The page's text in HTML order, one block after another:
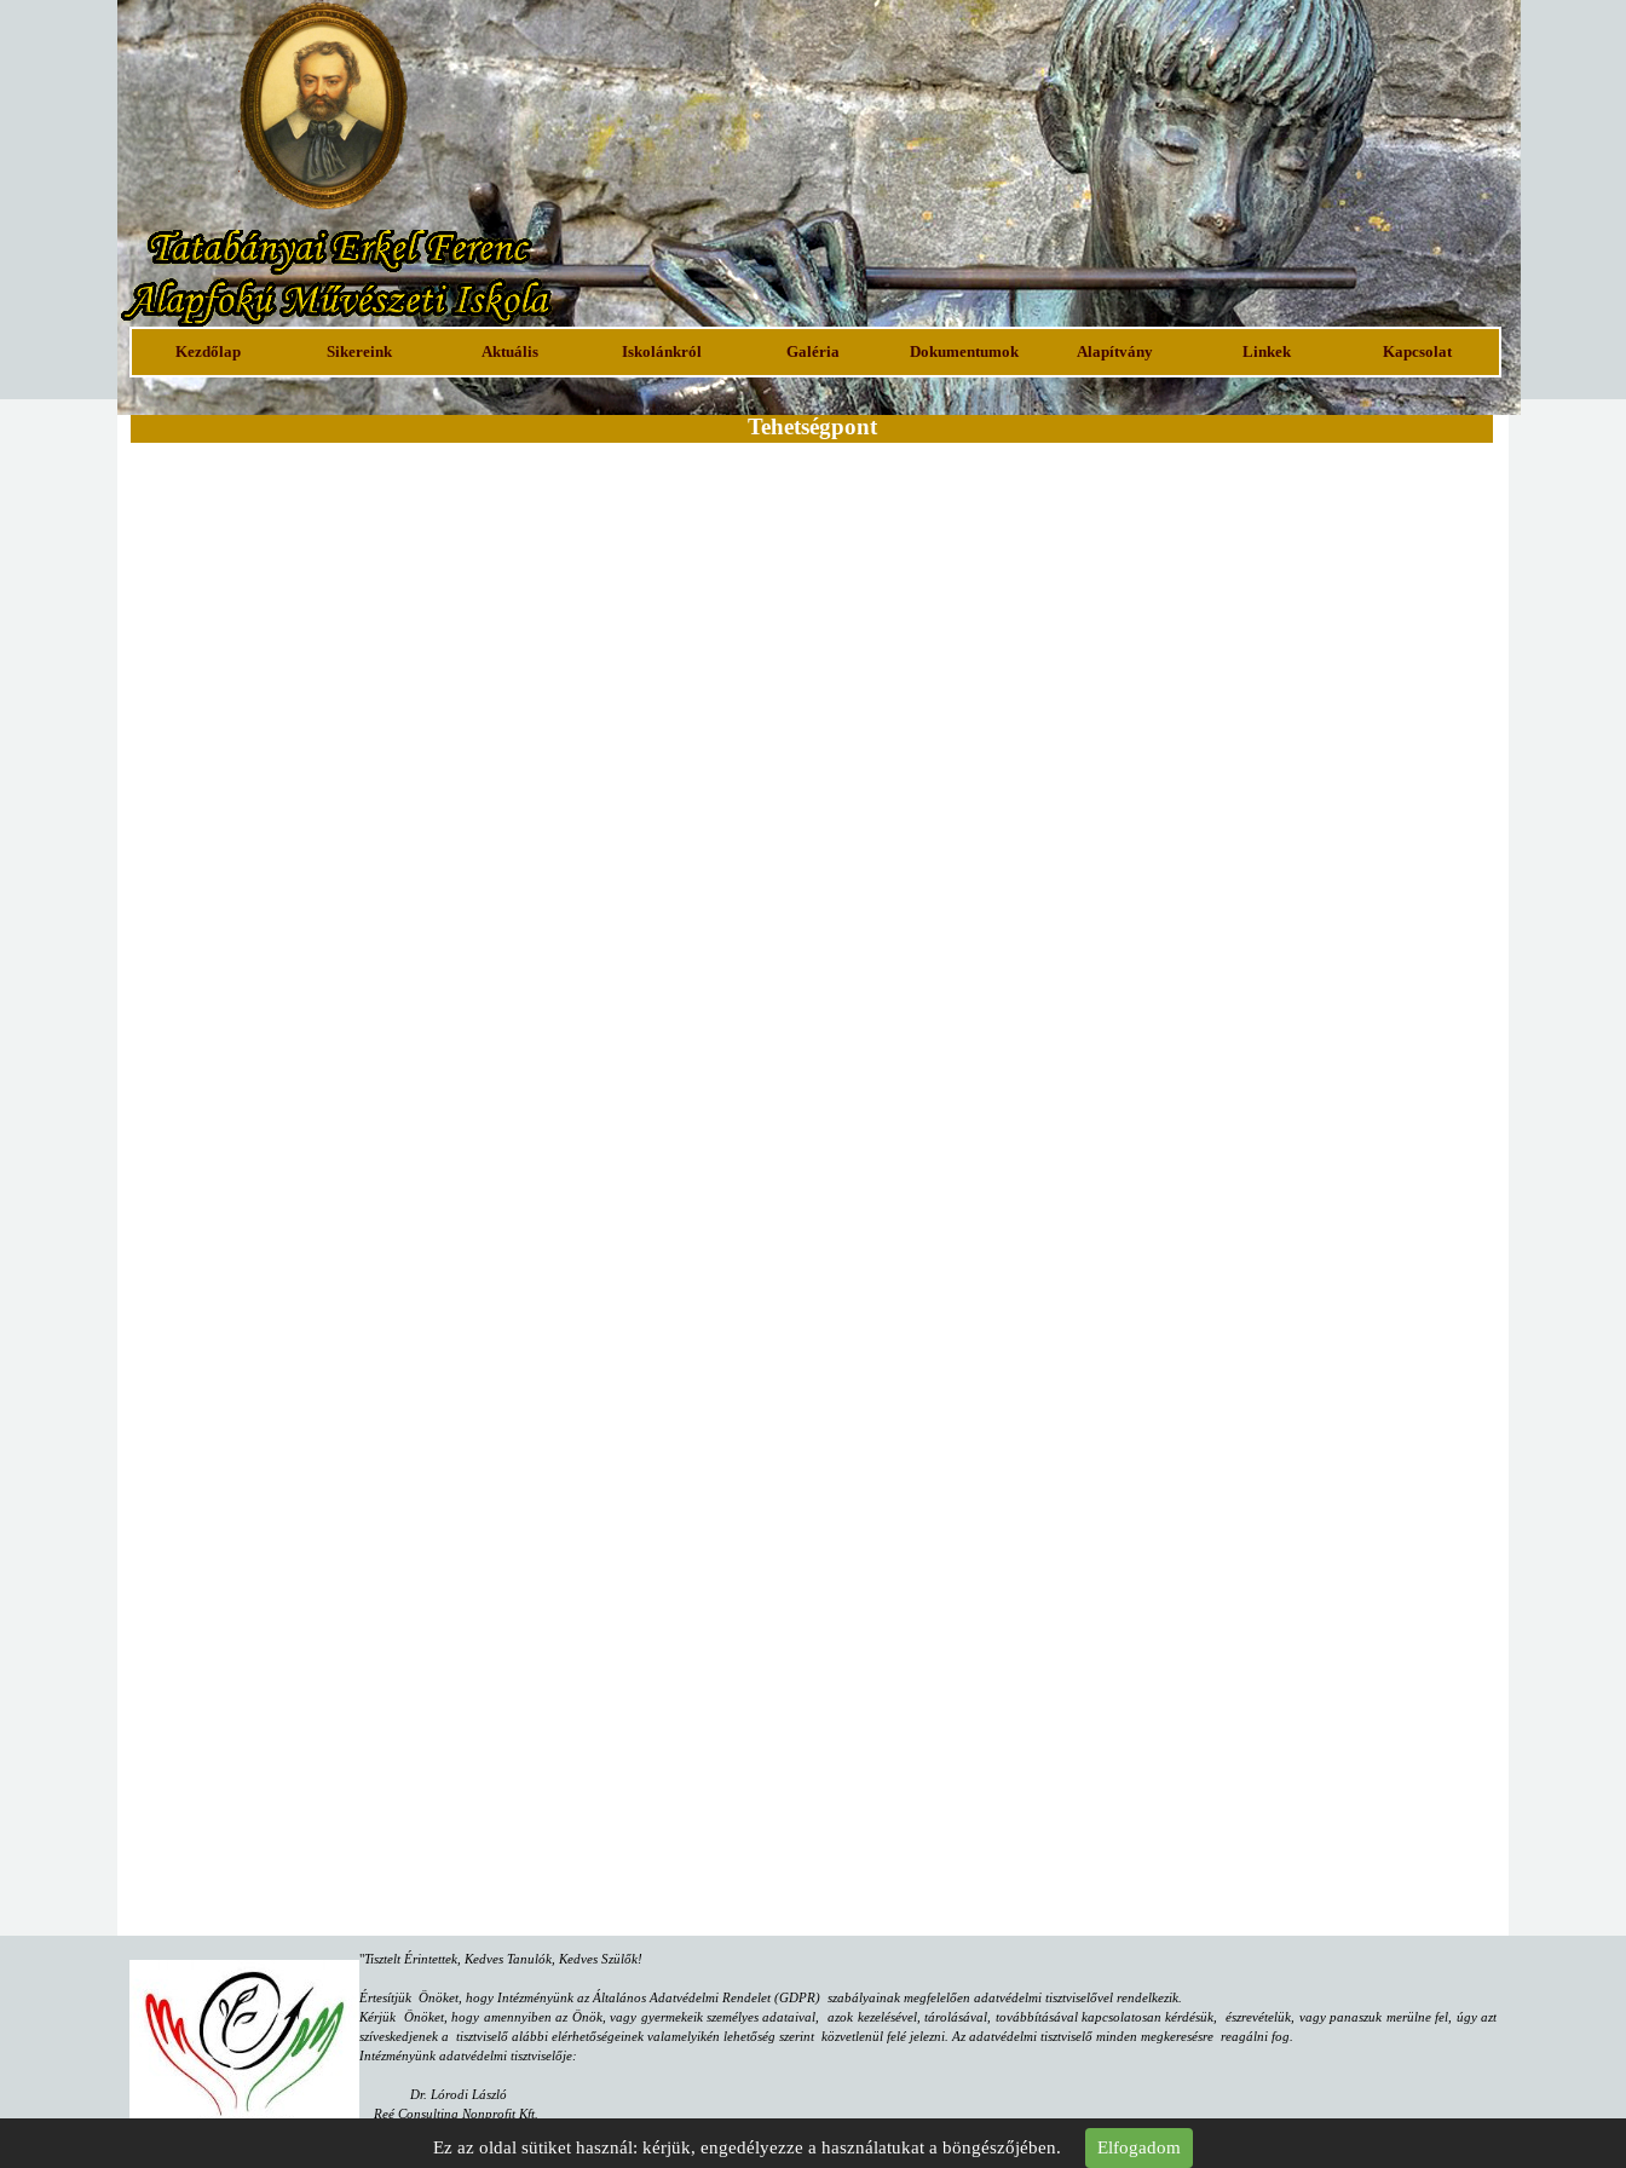
Kezdőlap Sikereink Aktuális Iskolánkról Galéria Dokumentumok Alapítvány Linkek Kapcsolat
Tehetségpont
"Tisztelt Érintettek, Kedves Tanulók, Kedves Szülők!
Értesítjük Önöket, hogy Intézményünk az Általános Adatvédelmi Rendelet (GDPR) szabályainak megfelelően adatvédelmi tisztviselővel rendelkezik.
Kérjük Önöket, hogy amennyiben az Önök, vagy gyermekeik személyes adataival, azok kezelésével, tárolásával, továbbításával kapcsolatosan kérdésük, észrevételük, vagy panaszuk merülne fel, úgy azt
szíveskedjenek a tisztviselő alábbi elérhetőségeinek valamelyikén lehetőség szerint közvetlenül felé jelezni. Az adatvédelmi tisztviselő minden megkeresésre reagálni fog.
Intézményünk adatvédelmi tisztviselője:
Dr. Lórodi László
Reé Consulting Nonprofit Kft.
dpo@reeconsulting.eu "
Ez az oldal sütiket használ: kérjük, engedélyezze a használatukat a böngészőjében. Elfogadom